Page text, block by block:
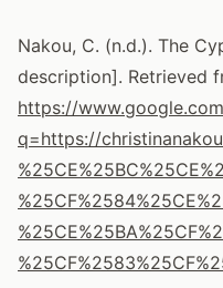
Nakou, C. (n.d.). The
description]. Retrieved
https://
q=https://